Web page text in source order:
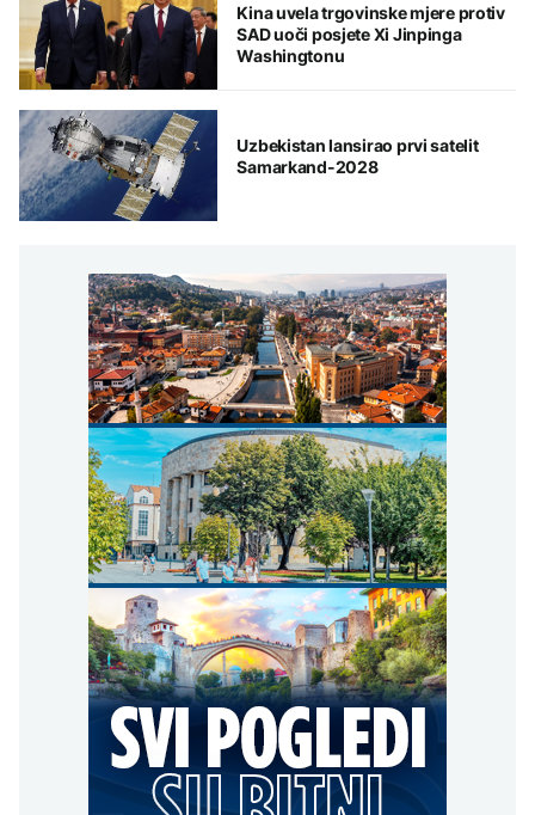
Kina uvela trgovinske mjere protiv
SAD uoči posjete Xi Jinpinga
Washingtonu
Uzbekistan lansirao prvi satelit
Samarkand-2028